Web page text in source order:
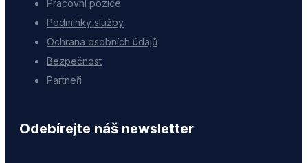
Pracovní pozice
Podmínky služby
Ochrana osobních údajů
Bezpečnost
Partneři
Odebírejte náš newsletter